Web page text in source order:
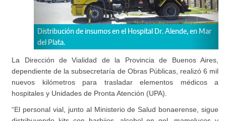
de insumos en el Hospital Dr. Alende, en Mar
Descarga de
La Dirección de Vialidad de la Provincia de Buenos Aires,
dependiente de la subsecretaría de Obras Públicas, realizó 6 mil
nuevos kilómetros para trasladar elementos médicos a
hospitales y Unidades de Pronta Atención (UPA).
“El personal vial, junto al Ministerio de Salud bonaerense, sigue